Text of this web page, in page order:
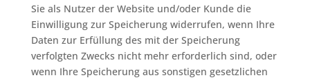
Sie als Nutzer der Website und/oder Kunde die
Einwilligung zur Speicherung widerrufen, wenn Ihre
Daten zur Erfüllung des mit der Speicherung
verfolgten Zwecks nicht mehr erforderlich sind, oder
wenn Ihre Speicherung aus sonstigen gesetzlichen